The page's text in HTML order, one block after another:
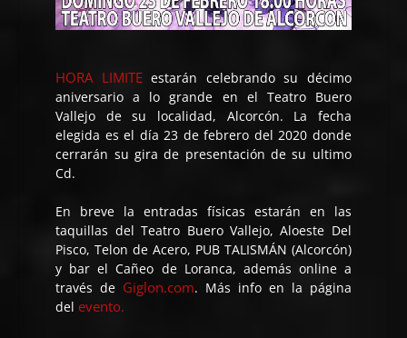
HORA LIMITE estarán celebrando su décimo
aniversario a lo grande en el Teatro Buero
Vallejo de su localidad, Alcorcón. La fecha
elegida es el día 23 de febrero del 2020 donde
cerrarán su gira de presentación de su ultimo
Cd.
En breve la entradas físicas estarán en las
taquillas del Teatro Buero Vallejo, Aloeste Del
Pisco, Telon de Acero, PUB TALISMÁN (Alcorcón)
y bar el Cañeo de Loranca, además online a
través de Giglon.com. Más info en la página
delevento.